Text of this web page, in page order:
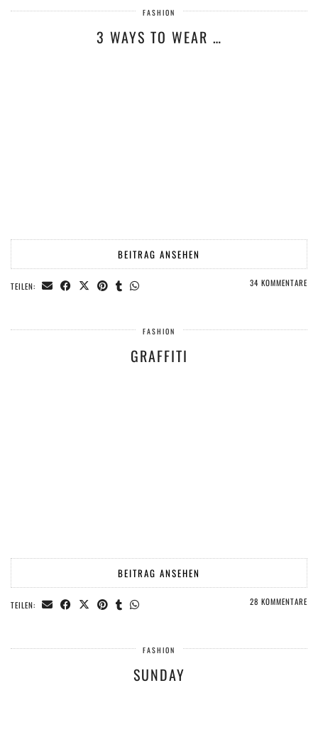
FASHION
3 WAYS TO WEAR …
BEITRAG ANSEHEN
TEILEN: 34 KOMMENTARE
FASHION
GRAFFITI
BEITRAG ANSEHEN
TEILEN: 28 KOMMENTARE
FASHION
SUNDAY